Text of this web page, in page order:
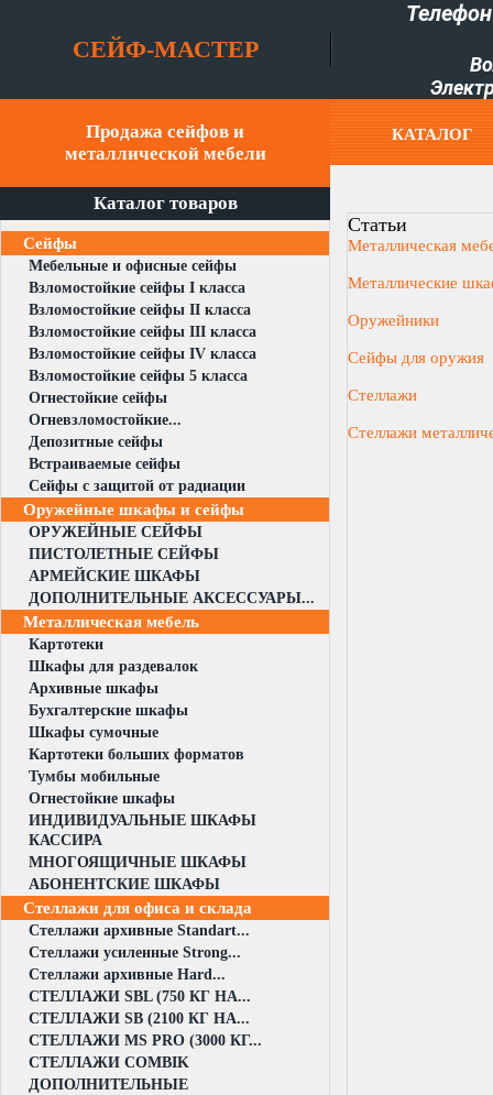
СЕЙФ-МАСТЕР
Продажа сейфов и
металлической мебели
Каталог товаров
Сейфы
Мебельные и офисные сейфы
Взломостойкие сейфы I класса
Взломостойкие сейфы II класса
Взломостойкие сейфы III класса
Взломостойкие сейфы IV класса
Взломостойкие сейфы 5 класса
Огнестойкие сейфы
Огневзломостойкие...
Депозитные сейфы
Встраиваемые сейфы
Сейфы с защитой от радиации
Оружейные шкафы и сейфы
ОРУЖЕЙНЫЕ СЕЙФЫ
ПИСТОЛЕТНЫЕ СЕЙФЫ
АРМЕЙСКИЕ ШКАФЫ
ДОПОЛНИТЕЛЬНЫЕ АКСЕССУАРЫ...
Металлическая мебель
Картотеки
Шкафы для раздевалок
Архивные шкафы
Бухгалтерские шкафы
Шкафы сумочные
Картотеки больших форматов
Тумбы мобильные
Огнестойкие шкафы
ИНДИВИДУАЛЬНЫЕ ШКАФЫ
КАССИРА
МНОГОЯЩИЧНЫЕ ШКАФЫ
АБОНЕНТСКИЕ ШКАФЫ
Стеллажи для офиса и склада
Стеллажи архивные Standart...
Стеллажи усиленные Strong...
Стеллажи архивные Hard...
СТЕЛЛАЖИ SBL (750 КГ НА...
СТЕЛЛАЖИ SB (2100 КГ НА...
СТЕЛЛАЖИ MS PRO (3000 КГ...
СТЕЛЛАЖИ COMBIK
ДОПОЛНИТЕЛЬНЫЕ
КАТАЛОГ
Статьи
Металлическая
Металлические
Оружейники
Сейфы для оружия
Стеллажи
Стеллажи